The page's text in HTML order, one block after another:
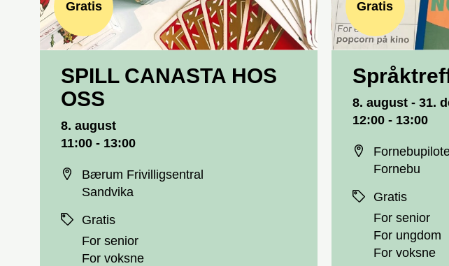
Gratis
SPILL CANASTA HOS
OSS
8. august
11:00 - 13:00
Bærum Frivilligsentral
Sandvika
Gratis
For senior
For voksne
Gratis
8. august - 31.
12:00 - 13:00
Fornebu
Gratis
For senior
For ungdom
For voksne